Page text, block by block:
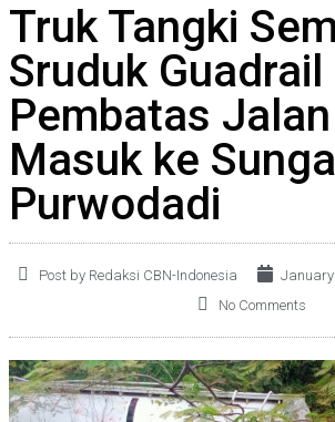
Truk Tangki
Sruduk Guadrail
Pembatas
Masuk ke
Purwodadi
Post by Redaksi CBN-Indonesia January
No Comments